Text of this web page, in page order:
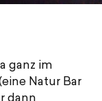
ganz im
Natur Bar
dann